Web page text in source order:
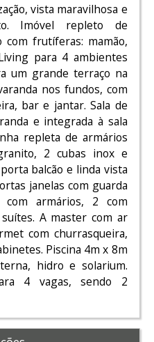
vista maravilhosa e
Imóvel repleto de
com frutíferas: mamão,
para 4 ambientes
um grande terraço na
nos fundos, com
bar e jantar. Sala de
e integrada à sala
repleta de armários
2 cubas inox e
balcão e linda vista
janelas com guarda
com armários, 2 com
A master com ar
com churrasqueira,
Piscina 4m x 8m
hidro e solarium.
4 vagas, sendo 2